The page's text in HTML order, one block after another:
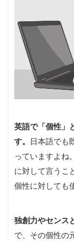
英語で「個性」
す。 日本語でも
っていますよね
に対して言うこ
個性に対しても
独創力やセンス
で、その個性の